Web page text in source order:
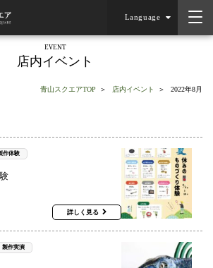
Language
EVENT
店内イベント
青山スクエアTOP 店内イベント 2022年8月
作体験
詳しく見る
製作実演